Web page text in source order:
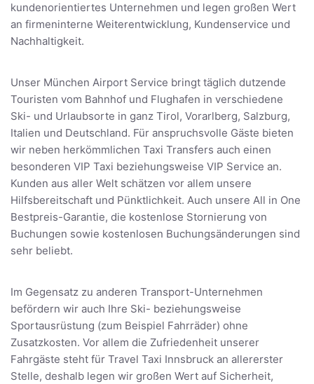
kundenorientiertes Unternehmen und legen großen Wert
an firmeninterne Weiterentwicklung, Kundenservice und
Nachhaltigkeit.
Unser München Airport Service bringt täglich dutzende
Touristen vom Bahnhof und Flughafen in verschiedene
Ski- und Urlaubsorte in ganz Tirol, Vorarlberg, Salzburg,
Italien und Deutschland. Für anspruchsvolle Gäste bieten
wir neben herkömmlichen Taxi Transfers auch einen
besonderen VIP Taxi beziehungsweise VIP Service an.
Kunden aus aller Welt schätzen vor allem unsere
Hilfsbereitschaft und Pünktlichkeit. Auch unsere All in One
Bestpreis-Garantie, die kostenlose Stornierung von
Buchungen sowie kostenlosen Buchungsänderungen sind
sehr beliebt.
Im Gegensatz zu anderen Transport-Unternehmen
befördern wir auch Ihre Ski- beziehungsweise
Sportausrüstung (zum Beispiel Fahrräder) ohne
Zusatzkosten. Vor allem die Zufriedenheit unserer
Fahrgäste steht für Travel Taxi Innsbruck an allererster
Stelle, deshalb legen wir großen Wert auf Sicherheit,